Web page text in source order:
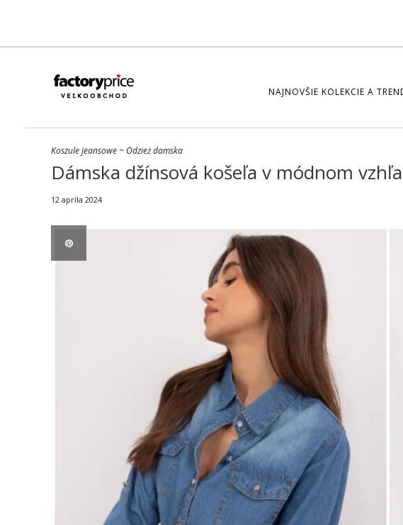
NAJNOVŠIE KOLEKCIE A
Koszule jeansowe~ Odzież damska
Dámska džínsová košeľa v módnom
12 apríla 2024